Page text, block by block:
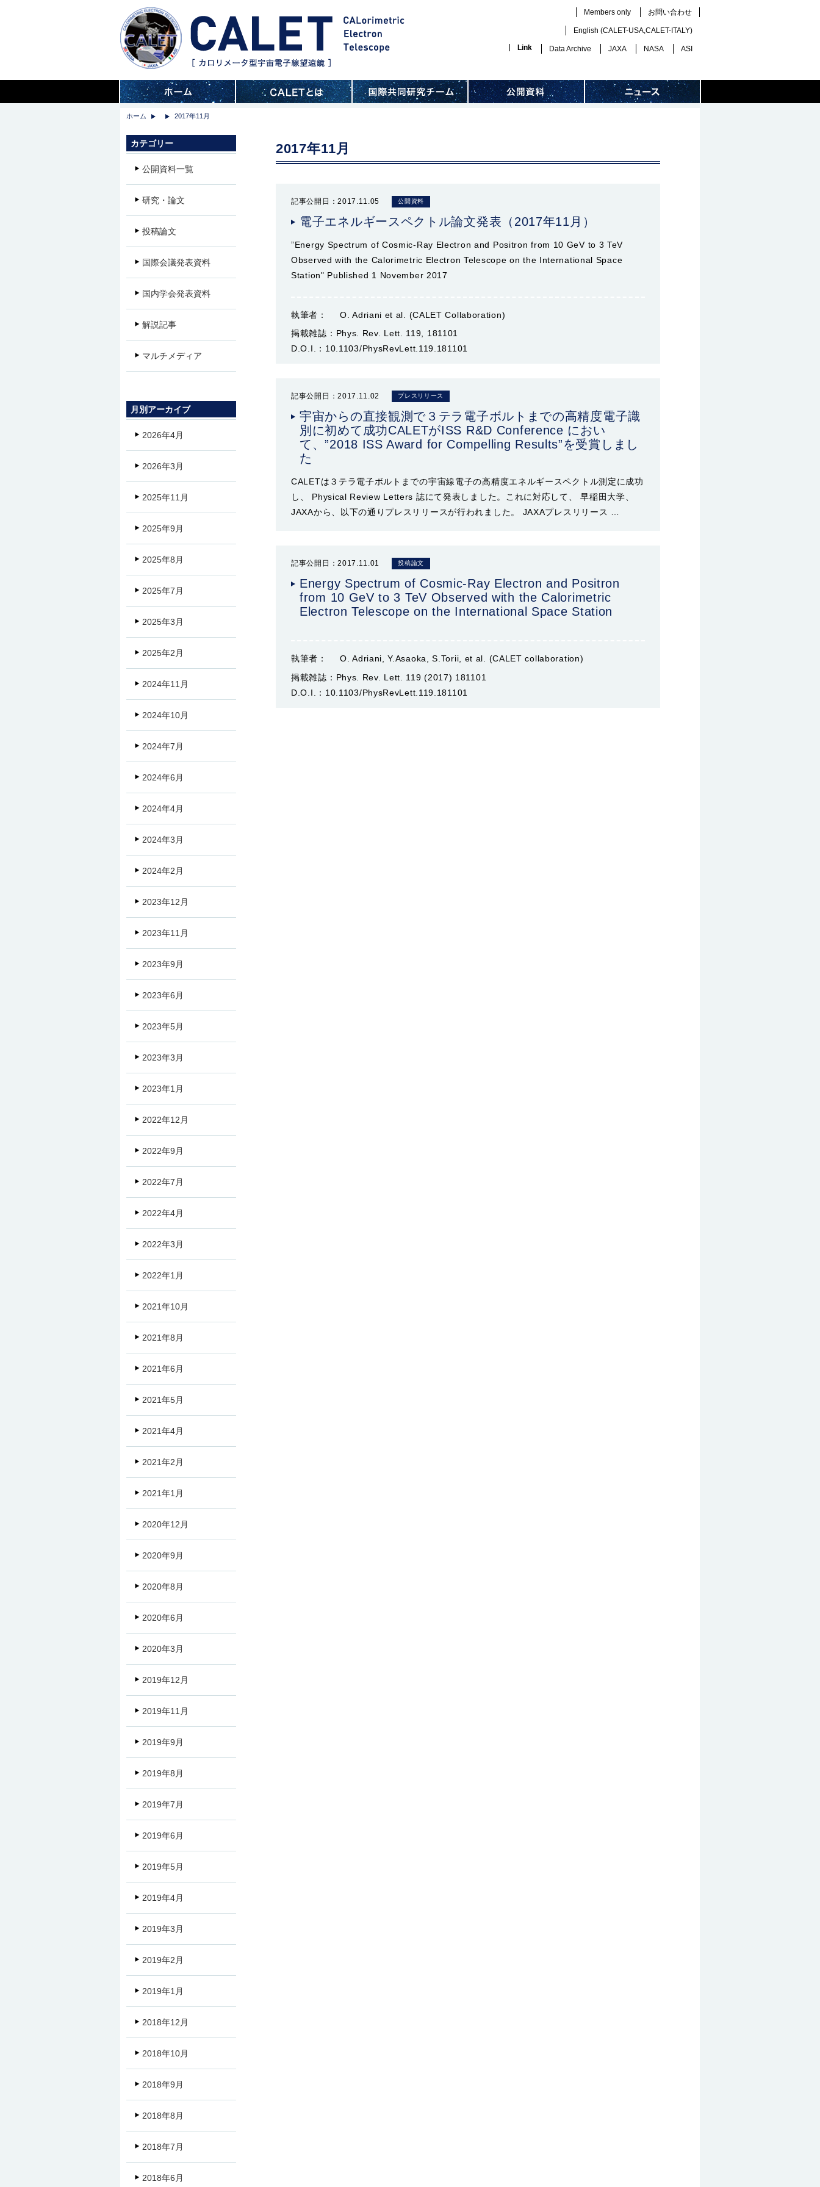
Members only お問い合わせ
English (CALET-USA,CALET-ITALY)
Link
Data Archive JAXA NASA ASI
ホーム 2017年11月
2017年11月
記事公開日：2017.11.05 公開資料
電子エネルギースペクトル論文発表（2017年11月）
”Energy Spectrum of Cosmic-Ray Electron and Positron from 10 GeV to 3 TeV
Observed with the Calorimetric Electron Telescope on the International Space
Station" Published 1 November 2017
執筆者：
O. Adriani et al. (CALET Collaboration)
掲載雑誌： Phys. Rev. Lett. 119, 181101
D.O.I.： 10.1103/PhysRevLett.119.181101
記事公開日：2017.11.02 プレスリリース
宇宙からの直接観測で３テラ電子ボルトまでの高精度電子識
別に初めて成功CALETがISS R&D Conference におい
て、”2018 ISS Award for Compelling Results”を受賞しまし
た
CALETは３テラ電子ボルトまでの宇宙線電子の高精度エネルギースペクトル測定に成功
し、 Physical Review Letters 誌にて発表しました。これに対応して、 早稲田大学、
JAXAから、以下の通りプレスリリースが行われました。 JAXAプレスリリース …
記事公開日：2017.11.01 投稿論文
Energy Spectrum of Cosmic-Ray Electron and Positron
from 10 GeV to 3 TeV Observed with the Calorimetric
Electron Telescope on the International Space Station
執筆者：
O. Adriani, Y.Asaoka, S.Torii, et al. (CALET collaboration)
掲載雑誌： Phys. Rev. Lett. 119 (2017) 181101
D.O.I.： 10.1103/PhysRevLett.119.181101
カテゴリー
公開資料一覧
研究・論文
投稿論文
国際会議発表資料
国内学会発表資料
解説記事
マルチメディア
月別アーカイブ
2026年4月
2026年3月
2025年11月
2025年9月
2025年8月
2025年7月
2025年3月
2025年2月
2024年11月
2024年10月
2024年7月
2024年6月
2024年4月
2024年3月
2024年2月
2023年12月
2023年11月
2023年9月
2023年6月
2023年5月
2023年3月
2023年1月
2022年12月
2022年9月
2022年7月
2022年4月
2022年3月
2022年1月
2021年10月
2021年8月
2021年6月
2021年5月
2021年4月
2021年2月
2021年1月
2020年12月
2020年9月
2020年8月
2020年6月
2020年3月
2019年12月
2019年11月
2019年9月
2019年8月
2019年7月
2019年6月
2019年5月
2019年4月
2019年3月
2019年2月
2019年1月
2018年12月
2018年10月
2018年9月
2018年8月
2018年7月
2018年6月